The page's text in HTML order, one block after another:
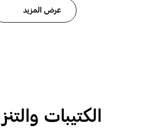
عرض المزيد
الكتيبات